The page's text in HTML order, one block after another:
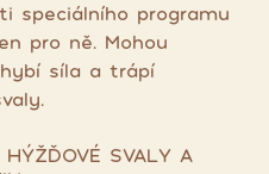
speciálního programu
pro ně. Mohou
síla a trápí
SVALY A